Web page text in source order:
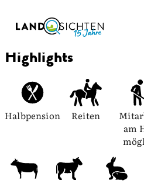
Highlights
Halbpension Reiten
am